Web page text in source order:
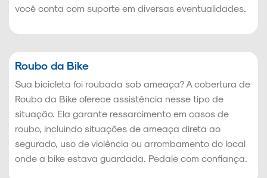
você conta com suporte em diversas eventualidades.
Roubo da Bike
Sua bicicleta foi roubada sob ameaça? A cobertura de
Roubo da Bike oferece assistência nesse tipo de
situação. Ela garante ressarcimento em casos de
roubo, incluindo situações de ameaça direta ao
segurado, uso de violência ou arrombamento do local
onde a bike estava guardada. Pedale com confiança.